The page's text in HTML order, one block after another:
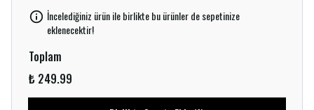
İncelediğiniz ürün ile birlikte bu ürünler de sepetinize
eklenecektir!
Toplam
₺ 249.99